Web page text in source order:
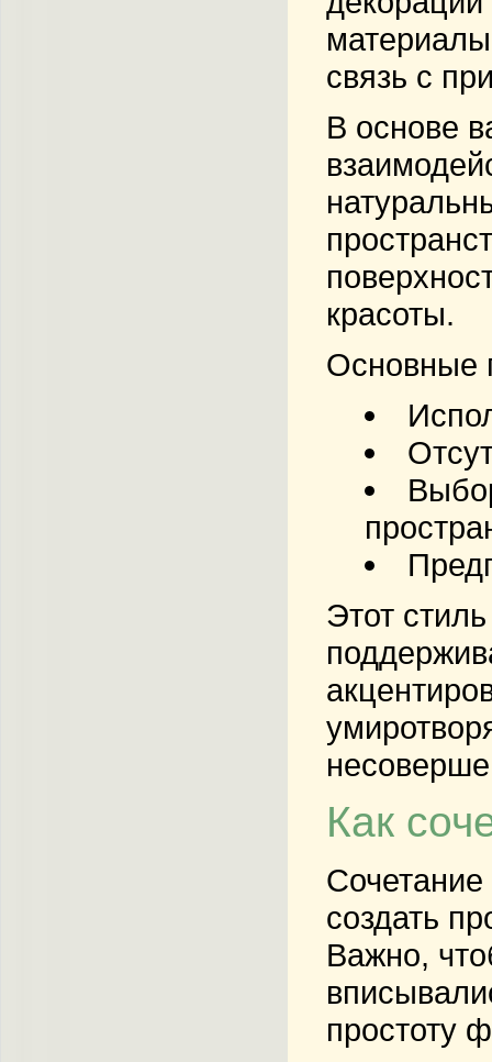
связь с
В основе
красоты.
Основные
Этот
Как
создать
Важно,
простоту